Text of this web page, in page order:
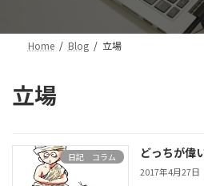
Home Blog 立場
立場
日記 コラム どっちが偉
2017年4月27日